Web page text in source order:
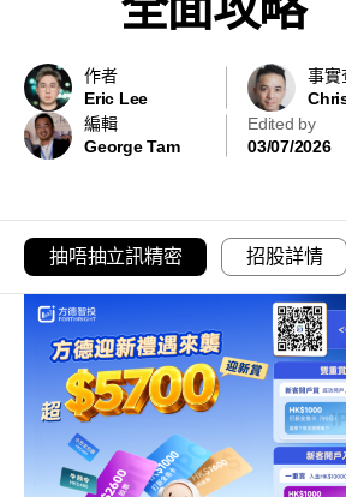
虛擬貨幣
關於
作者
Eric Lee
事實
編輯
George Tam
Edited by
03/07/2026
抽唔抽立訊精密 招股詳情